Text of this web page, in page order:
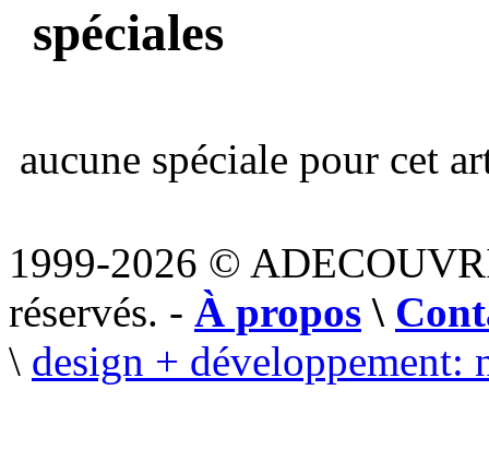
spéciales
aucune spéciale pour cet
1999-2026 ©
réservés. - À propos \
\ design + développement: